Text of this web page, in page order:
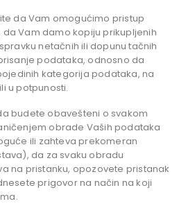
da Vam omogućimo pristup
Vam damo kopiju prikupljenih
netačnih ili dopunu tačnih
podataka, odnosno da
kategorija podataka, na
u potpunosti.
budete obavešteni o svakom
obrade Vaših podataka
ili zahteva prekomeran
da za svaku obradu
na pristanku, opozovete pristanak
prigovor na način na koji